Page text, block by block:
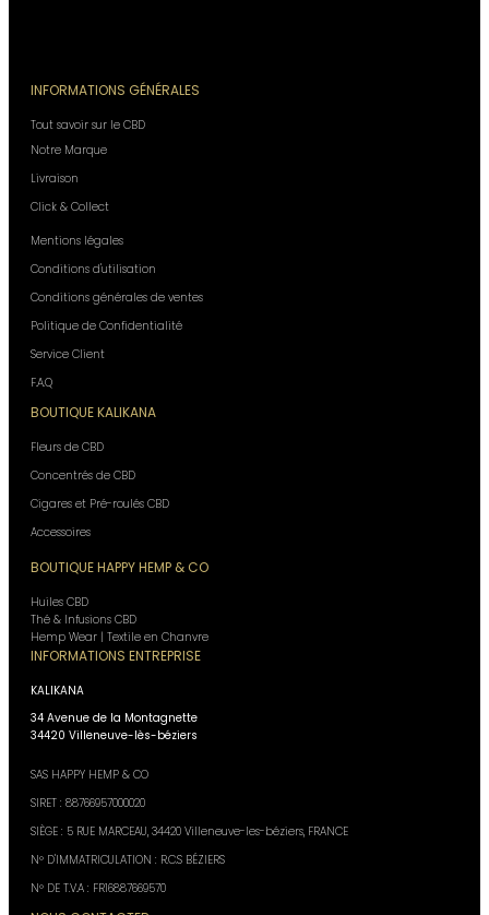
INFORMATIONS GÉNÉRALES
Tout savoir sur le CBD
Notre Marque
Livraison
Click & Collect
Mentions légales
Conditions d'utilisation
Conditions générales de ventes
Politique de Confidentialité
Service Client
F.A.Q
BOUTIQUE KALIKANA
Fleurs de CBD
Concentrés de CBD
Cigares et Pré-roulés CBD
Accessoires
BOUTIQUE HAPPY HEMP & CO
Huiles CBD
Thé & Infusions CBD
Hemp Wear | Textile en Chanvre
INFORMATIONS ENTREPRISE
KALIKANA
34 Avenue de la Montagnette
34420 Villeneuve-lès-béziers
SAS HAPPY HEMP & CO
SIRET : 88766957000020
SIÈGE : 5 RUE MARCEAU, 34420 Villeneuve-les-béziers, FRANCE
N° D'IMMATRICULATION : R.C.S BÉZIERS
N° DE T.V.A : FR16887669570